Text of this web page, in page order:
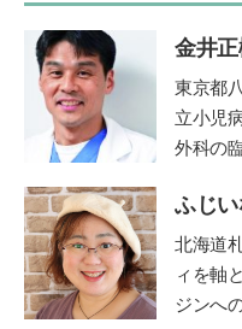
金井正
東京都
立小児
外科の
外科。
務める。
ふじ
北海道
ィを軸
ジンへ